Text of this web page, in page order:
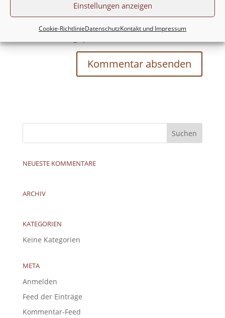
Einstellungen anzeigen
Cookie-RichtlinieDatenschutzKontakt und Impressum
Meinen Namen, meine E-Mail-Adresse und
meine Website in diesem Browser für die nächste
NEUESTE KOMMENTARE
ARCHIV
KATEGORIEN
Keine Kategorien
META
Anmelden
Feed der Einträge
Kommentar-Feed